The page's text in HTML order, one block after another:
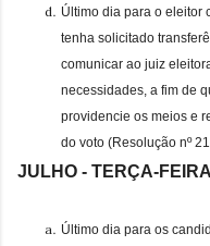
Último dia para o eleitor
tenha solicitado
comunicar ao juiz
necessidades, a fim de
providencie os meios e
do voto (Resolução nº
JULHO - TERÇA-
Último dia para os